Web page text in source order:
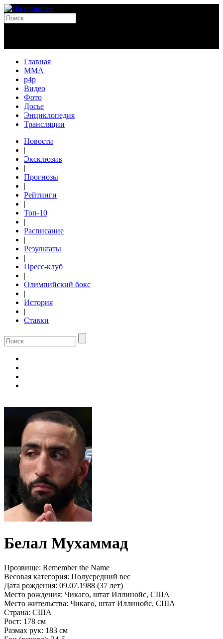
Главная
MMA
p4p
Видео
Фото
Досье
Энциклопедия
Трансляции
Новости
|
Эксклюзив
|
Прогнозы
|
Рейтинги
|
Топ-10
|
Расписание
|
Результаты
|
Пресс-клуб
|
Олимпийский бокс
|
История
|
Ставки
Белал Мухаммад
Прозвище: Remember the Name
Весовая категория: Полусредний вес
Дата рождения: 09.07.1988 (37 лет)
Место рождения: Чикаго, штат Иллинойс, США
Место жительства: Чикаго, штат Иллинойс, США
Страна: США
Рост: 178 см
Размах рук: 183 см